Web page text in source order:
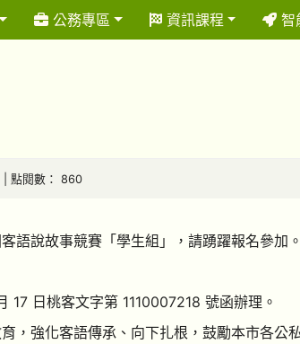
公務專區 資訊課程 智
點閱數： 860
語說故事競賽「學生組」，請踴躍報名參加。
17 日桃客文字第 1110007218 號函辦理。
，強化客語傳承、向下扎根，鼓勵本市各公